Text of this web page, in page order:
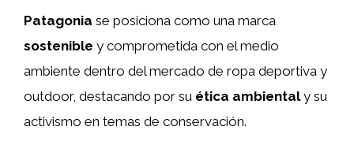
Patagonia se posiciona como una marca
sostenible y comprometida con el medio
ambiente dentro del mercado de ropa deportiva y
outdoor, destacando por su ética ambientaly su
activismo en temas de conservación.